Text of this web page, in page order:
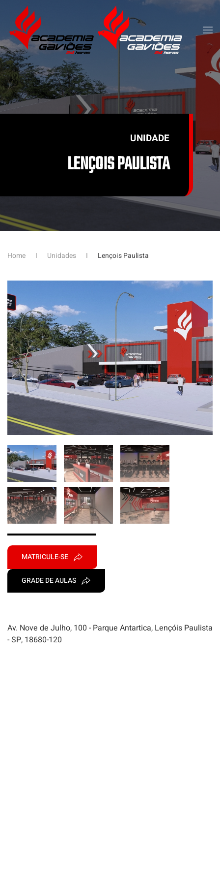
Skip to main content
UNIDADE
LENÇOIS PAULISTA
Home Unidades Lençois Paulista
MATRICULE-SE
GRADE DE AULAS
Av. Nove de Julho, 100 - Parque Antartica, Lençóis Paulista
- SP, 18680-120